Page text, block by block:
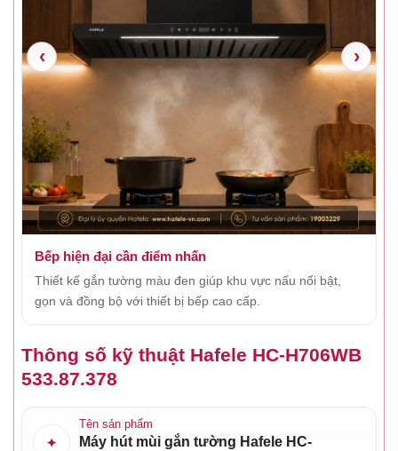
‹
Bếp hiện đại cần điểm nhấn
Thiết kế gắn tường màu đen giúp khu vực nấu nổi bật,
gọn và đồng bộ với thiết bị bếp cao cấp.
›
Thông số kỹ thuật Hafele HC-H706WB
533.87.378
✦
Tên sản phẩm
Máy hút mùi gắn tường Hafele HC-